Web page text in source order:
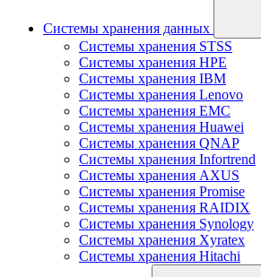
Системы хранения данных
Системы хранения STSS
Системы хранения HPE
Системы хранения IBM
Системы хранения Lenovo
Системы хранения EMC
Системы хранения Huawei
Системы хранения QNAP
Системы хранения Infortrend
Системы хранения AXUS
Системы хранения Promise
Системы хранения RAIDIX
Системы хранения Synology
Системы хранения Xyratex
Системы хранения Hitachi